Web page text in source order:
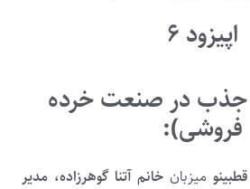
اپیزود ۶
در صنعت خرده
فروشی):
میزبان خانم آتنا گوهرزاده، مدیر